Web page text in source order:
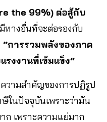
the 99%) ต่อสู้กับ
ทางอื่นที่จะต่อรองกับ
“การรวมพลังของภาค
งงานที่เข้มแข็ง”
วามสำคัญของการปฏิรูป
ในปัจจุบันเพราะว่ามัน
ก เพราะความแย่มาก